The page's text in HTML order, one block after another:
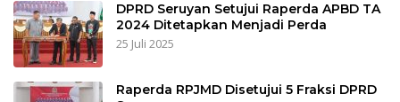
DPRD Seruyan Setujui Raperda APBD TA
2024 Ditetapkan Menjadi Perda
25 Juli 2025
Raperda RPJMD Disetujui 5 Fraksi DPRD